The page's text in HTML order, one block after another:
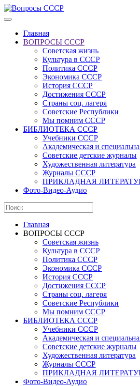
Главная
ВОПРОСЫ СССР
Советская жизнь
Культура в СССР
Политика СССР
Экономика СССР
История СССР
Достижения СССР
Страны соц. лагеря
Советские Республики
Мы помним СССР
БИБЛИОТЕКА СССР
Учебники СССР
Академическая и
Советские детские журналы
Художественная литература
Журналы СССР
ПРИКЛАДНАЯ
Фото-Видео-Аудио
Главная
ВОПРОСЫ СССР
Советская жизнь
Культура в СССР
Политика СССР
Экономика СССР
История СССР
Достижения СССР
Страны соц. лагеря
Советские Республики
Мы помним СССР
БИБЛИОТЕКА СССР
Учебники СССР
Академическая и
Советские детские журналы
Художественная литература
Журналы СССР
ПРИКЛАДНАЯ
Фото-Видео-Аудио